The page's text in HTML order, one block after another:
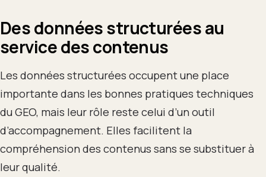
Des données structurées au
service des contenus
Les données structurées occupent une place
importante dans les bonnes pratiques techniques
du GEO, mais leur rôle reste celui d’un outil
d’accompagnement. Elles facilitent la
compréhension des contenus sans se substituer à
leur qualité.